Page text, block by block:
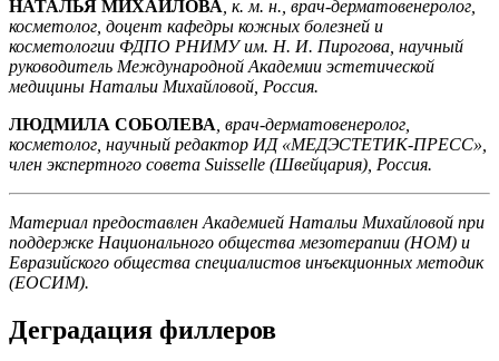
НАТАЛЬЯ МИХАЙЛОВА , к. м. н., врач-дерматовенеролог,
косметолог, доцент кафедры кожных болезней и
косметологии ФДПО РНИМУ им. Н. И. Пирогова, научный
руководитель Международной Академии эстетической
медицины Натальи Михайловой, Россия.
ЛЮДМИЛА СОБОЛЕВА , врач-дерматовенеролог,
косметолог, научный редактор ИД «МЕДЭСТЕТИК-ПРЕСС»,
член экспертного совета Suisselle (Швейцария), Россия.
Материал предоставлен Академией Натальи Михайловой при
поддержке Национального общества мезотерапии (НОМ) и
Евразийского общества специалистов инъекционных методик
(ЕОСИМ).
Деградация филлеров